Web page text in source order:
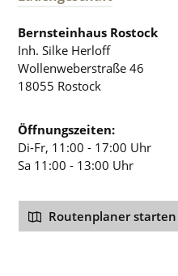
Bernsteinhaus Rostock
Inh. Silke Herloff
Wollenweberstraße 46
18055 Rostock
Öffnungszeiten:
Di-Fr, 11:00 - 17:00 Uhr
Sa 11:00 - 13:00 Uhr
Routenplaner starten